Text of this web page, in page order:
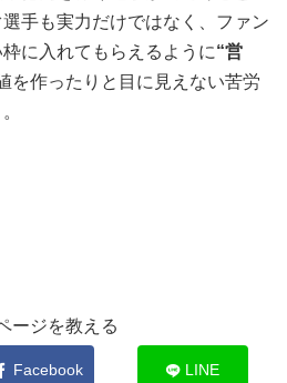
手も実力だけではなく、ファン
に入れてもらえるように“営
を作ったりと目に見えない苦労
ージを教える
Facebook LINE